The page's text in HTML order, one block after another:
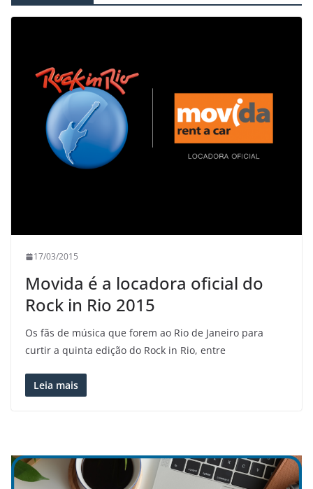
17/03/2015
Movida é a locadora oficial do
Rock in Rio 2015
Os fãs de música que forem ao Rio de Janeiro para
curtir a quinta edição do Rock in Rio, entre
Leia mais